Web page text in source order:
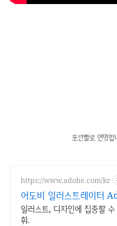
포션빨로 연명
https://www.adobe.com/kr
어도비 일러스트레이터
일러스트, 디자인에 집중할
휘.